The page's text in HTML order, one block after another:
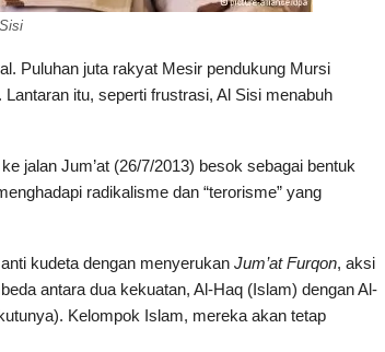
Puluhan juta rakyat Mesir pendukung Mursi
itu, seperti frustrasi, Al Sisi menabuh
jalan Jum’at (26/7/2013) besok sebagai bentuk
radikalisme dan “terorisme” yang
kudeta dengan menyerukan Jum’at Furqon, aksi
antara dua kekuatan, Al-Haq (Islam) dengan Al-
Kelompok Islam, mereka akan tetap